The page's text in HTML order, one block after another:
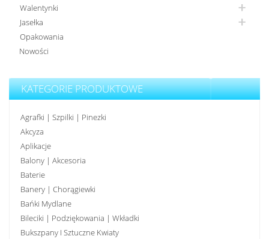
Walentynki
Jasełka
Opakowania
Nowości
KATEGORIE PRODUKTOWE
Agrafki | Szpilki | Pinezki
Akcyza
Aplikacje
Balony | Akcesoria
Baterie
Banery | Chorągiewki
Bańki Mydlane
Bileciki | Podziękowania | Wkładki
Bukszpany I Sztuczne Kwiaty